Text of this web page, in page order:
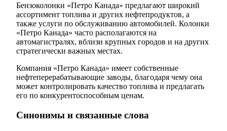
Бензоколонки «Петро Канада» предлагают широкий
ассортимент топлива и других нефтепродуктов, а
также услуги по обслуживанию автомобилей. Колонки
«Петро Канада» часто располагаются на
автомагистралях, вблизи крупных городов и на других
стратегически важных местах.
Компания «Петро Канада» имеет собственные
нефтеперерабатывающие заводы, благодаря чему она
может контролировать качество топлива и предлагать
его по конкурентоспособным ценам.
Синонимы и связанные слова